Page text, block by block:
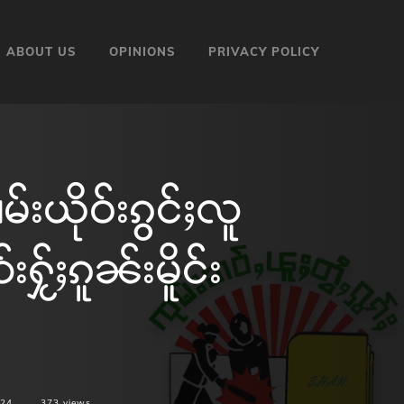
ABOUT US OPINIONS PRIVACY POLICY
မ်းယိုဝ်းၵွင်ႈလူ
ႁႂ်ႈၵူၼ်းမိူင်း